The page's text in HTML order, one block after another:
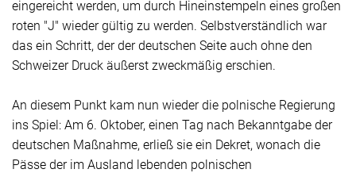
eingereicht werden, um durch Hineinstempeln eines großen
roten "J" wieder gültig zu werden. Selbstverständlich war
das ein Schritt, der der deutschen Seite auch ohne den
Schweizer Druck äußerst zweckmäßig erschien.
An diesem Punkt kam nun wieder die polnische Regierung
ins Spiel: Am 6. Oktober, einen Tag nach Bekanntgabe der
deutschen Maßnahme, erließ sie ein Dekret, wonach die
Pässe der im Ausland lebenden polnischen